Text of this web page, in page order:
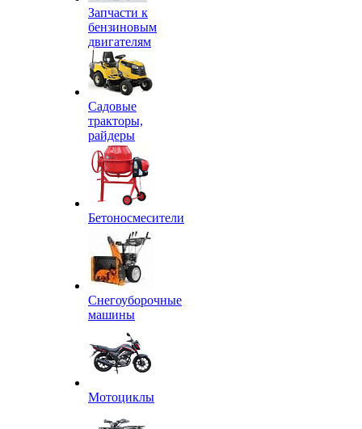
Запчасти к
бензиновым
двигателям
Садовые
тракторы,
райдеры
Бетоносмесители
Снегоуборочные
машины
Мотоциклы